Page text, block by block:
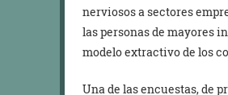
nerviosos a sectores
las personas de mayores
modelo extractivo de los
Una de las encuestas, de